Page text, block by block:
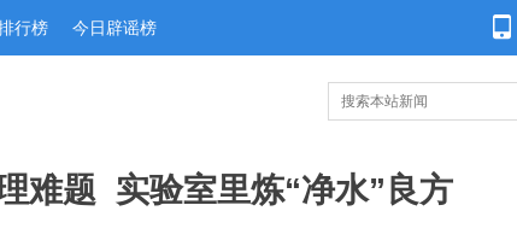
行榜 今日辟谣榜
难题  实验室里炼“净水”良方